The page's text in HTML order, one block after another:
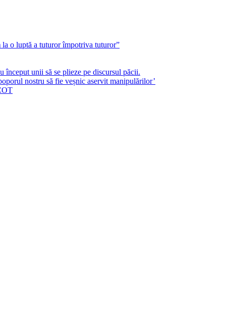
o luptă a tuturor împotriva tuturor”
unii să se plieze pe discursul păcii.
nostru să fie veșnic aservit manipulărilor’